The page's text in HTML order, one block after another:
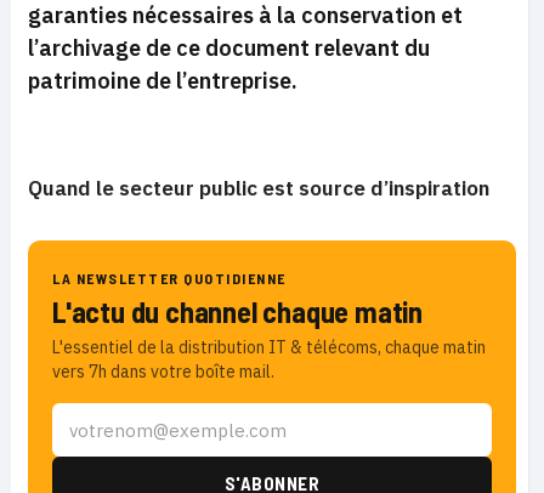
garanties nécessaires à la conservation et
l’archivage de ce document relevant du
patrimoine de l’entreprise.
Quand le secteur public est source d’inspiration
LA NEWSLETTER QUOTIDIENNE
L'actu du channel chaque matin
L'essentiel de la distribution IT & télécoms, chaque matin
vers 7h dans votre boîte mail.